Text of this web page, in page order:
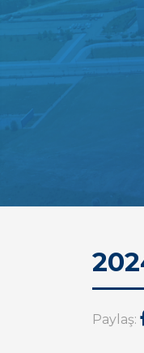
Paylaş: